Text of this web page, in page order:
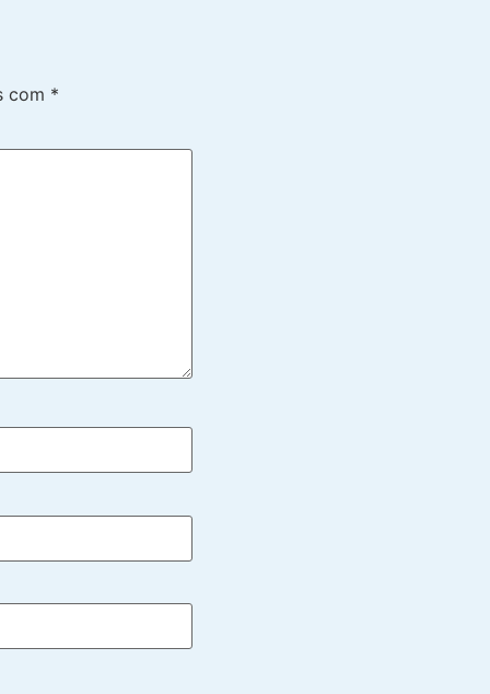
com *